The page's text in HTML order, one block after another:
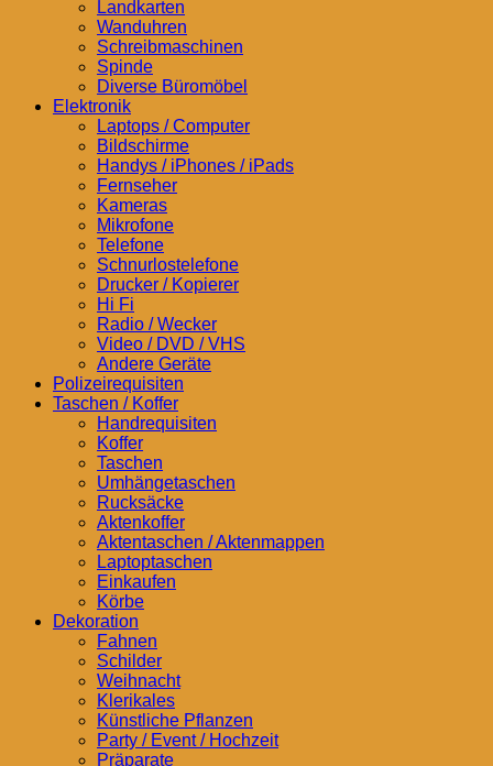
Landkarten
Wanduhren
Schreibmaschinen
Spinde
Diverse Büromöbel
Elektronik
Laptops / Computer
Bildschirme
Handys / iPhones / iPads
Fernseher
Kameras
Mikrofone
Telefone
Schnurlostelefone
Drucker / Kopierer
Hi Fi
Radio / Wecker
Video / DVD / VHS
Andere Geräte
Polizeirequisiten
Taschen / Koffer
Handrequisiten
Koffer
Taschen
Umhängetaschen
Rucksäcke
Aktenkoffer
Aktentaschen / Aktenmappen
Laptoptaschen
Einkaufen
Körbe
Dekoration
Fahnen
Schilder
Weihnacht
Klerikales
Künstliche Pflanzen
Party / Event / Hochzeit
Präparate